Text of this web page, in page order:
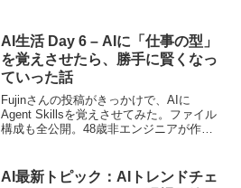
AI生活 Day 6 – AIに「仕事の型」
を覚えさせたら、勝手に賢くなっ
ていった話
Fujinさんの投稿がきっかけで、AIに
Agent Skillsを覚えさせてみた。ファイル
構成も全公開。48歳非エンジニアが作っ
AI最新トピック：AIトレンドチェ